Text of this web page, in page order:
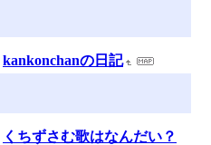
kankonchanの日記
くちずさむ歌はなんだい？